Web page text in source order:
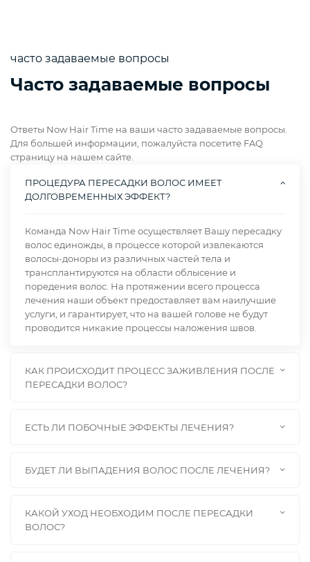
часто задаваемые вопросы
Часто задаваемые вопросы
Ответы Now Hair Time на ваши часто задаваемые вопросы.
Для большей информации, пожалуйста посетите FAQ
страницу на нашем сайте.
ПРОЦЕДУРА ПЕРЕСАДКИ ВОЛОС ИМЕЕТ
ДОЛГОВРЕМЕННЫХ ЭФФЕКТ?
Команда Now Hair Time осуществляет Вашу пересадку
волос единожды, в процессе которой извлекаются
волосы-доноры из различных частей тела и
трансплантируются на области облысение и
поредения волос. На протяжении всего процесса
лечения наши объект предоставляет вам наилучшие
услуги, и гарантирует, что на вашей голове не будут
проводится никакие процессы наложения швов.
КАК ПРОИСХОДИТ ПРОЦЕСС ЗАЖИВЛЕНИЯ ПОСЛЕ
ПЕРЕСАДКИ ВОЛОС?
ЕСТЬ ЛИ ПОБОЧНЫЕ ЭФФЕКТЫ ЛЕЧЕНИЯ?
БУДЕТ ЛИ ВЫПАДЕНИЯ ВОЛОС ПОСЛЕ ЛЕЧЕНИЯ?
КАКОЙ УХОД НЕОБХОДИМ ПОСЛЕ ПЕРЕСАДКИ
ВОЛОС?